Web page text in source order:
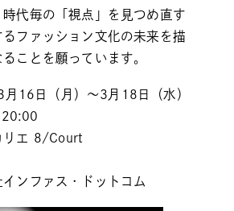
時代毎の「視点」を⾒つめ直す
るファッション⽂化の未来を描
ることを願っています。
16日（月）〜3月18日（水）
20:00
リエ 8/Court
ンファス・ドットコム